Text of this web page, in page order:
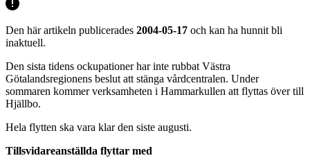
Den här artikeln publicerades 2004-05-17 och kan ha hunnit bli
inaktuell.
Den sista tidens ockupationer har inte rubbat Västra
Götalandsregionens beslut att stänga vårdcentralen. Under
sommaren kommer verksamheten i Hammarkullen att flyttas över till
Hjällbo.
Hela flytten ska vara klar den siste augusti.
Tillsvidareanställda flyttar med